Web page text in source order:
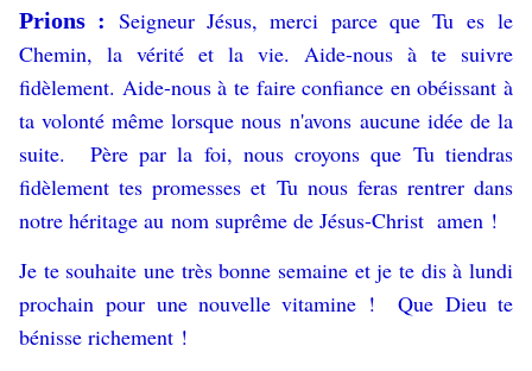
Prions : Seigneur Jésus, merci parce que Tu es le
Chemin, la vérité et la vie. Aide-nous à te suivre
fidèlement. Aide-nous à te faire confiance en obéissant à
ta volonté même lorsque nous n'avons aucune idée de la
suite. Père par la foi, nous croyons que Tu tiendras
fidèlement tes promesses et Tu nous feras rentrer dans
notre héritage au nom suprême de Jésus-Christ amen !
Je te souhaite une très bonne semaine et je te dis à lundi
prochain pour une nouvelle vitamine ! Que Dieu te
bénisse richement !